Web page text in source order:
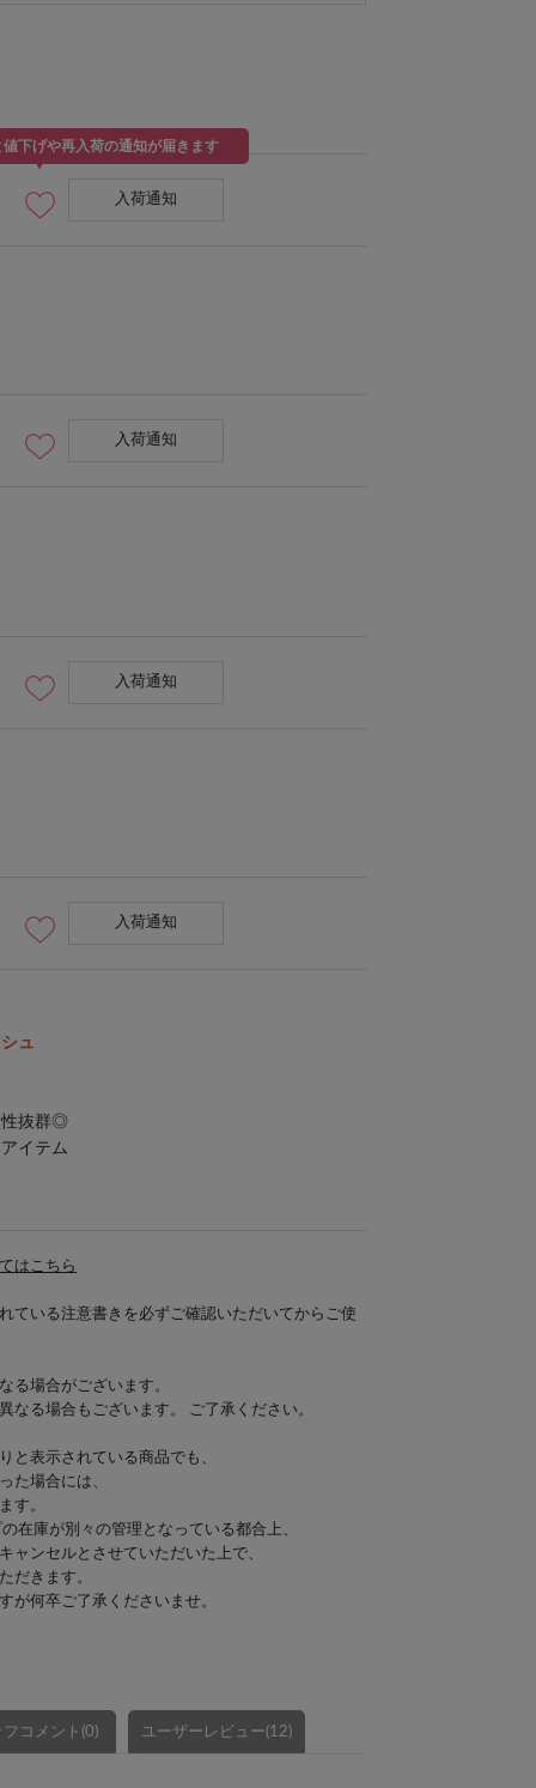
下げや再入荷の通知が届きます
入荷通知
入荷通知
入荷通知
入荷通知
ュ
性抜群◎
イテム
はこちら
ている注意書きを必ずご確認いただいてからご使
る場合がございます。
なる場合もございます。 ご了承ください。
と表示されている商品でも、
た場合には、
す。
在庫が別々の管理となっている都合上、
ャンセルとさせていただいた上で、
だきます。
が何卒ご了承くださいませ。
フコメント(0) ユーザーレビュー(12)